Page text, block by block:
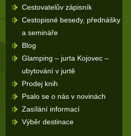
Cestovatelův zápisník
Cestopisné besedy, přednášky
a semináře
Blog
Glamping – jurta Kojovec –
ubytování v jurtě
Prodej knih
Psalo se o nás v novinách
Zasílání informací
Výběr destinace